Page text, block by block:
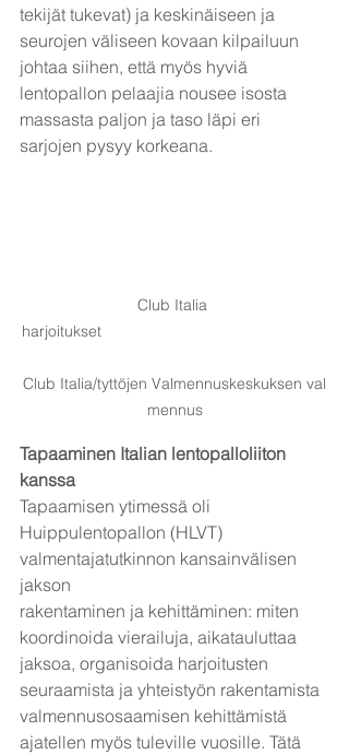
tekijät tukevat) ja keskinäiseen ja
seurojen väliseen kovaan kilpailuun
johtaa siihen, että myös hyviä
lentopallon pelaajia nousee isosta
massasta paljon ja taso läpi eri
sarjojen pysyy korkeana.
Club Italia
harjoitukset
Club Italia/tyttöjen Valmennuskeskuksen val
mennus
Tapaaminen Italian lentopalloliiton
kanssa
Tapaamisen ytimessä oli
Huippulentopallon (HLVT)
valmentajatutkinnon kansainvälisen
jakson
rakentaminen ja kehittäminen: miten
koordinoida vierailuja, aikatauluttaa
jaksoa, organisoida harjoitusten
seuraamista ja yhteistyön rakentamista
valmennusosaamisen kehittämistä
ajatellen myös tuleville vuosille. Tätä